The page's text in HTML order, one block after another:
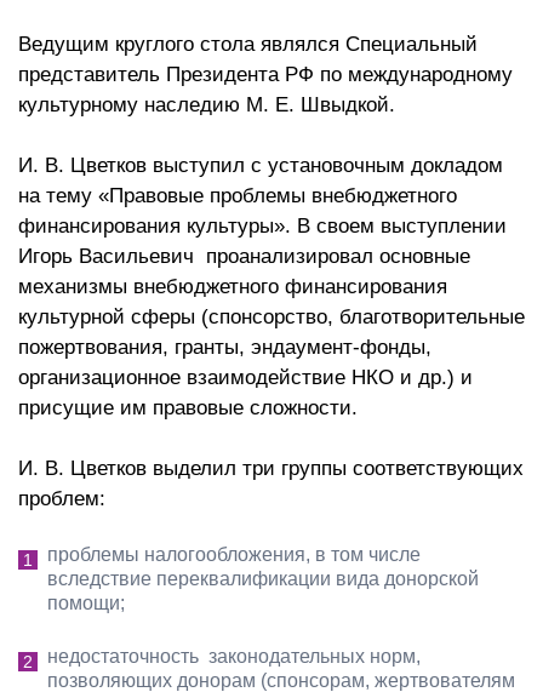
Ведущим круглого стола являлся Специальный
представитель Президента РФ по международному
культурному наследию М. Е. Швыдкой.
И. В. Цветков выступил с установочным докладом
на тему «Правовые проблемы внебюджетного
финансирования культуры». В своем выступлении
Игорь Васильевич проанализировал основные
механизмы внебюджетного финансирования
культурной сферы (спонсорство, благотворительные
пожертвования, гранты, эндаумент-фонды,
организационное взаимодействие НКО и др.) и
присущие им правовые сложности.
И. В. Цветков выделил три группы соответствующих
проблем:
проблемы налогообложения, в том числе
вследствие переквалификации вида донорской
помощи;
недостаточность законодательных норм,
позволяющих донорам (спонсорам, жертвователям